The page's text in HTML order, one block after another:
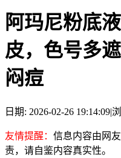
阿玛尼粉底
皮，色号多
闷痘
日期: 2026-02-26 19:14:09|
友情提醒： 信息内容由网
责，请自鉴内容真实性。